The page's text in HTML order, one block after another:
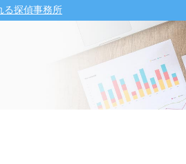
る探偵事務所